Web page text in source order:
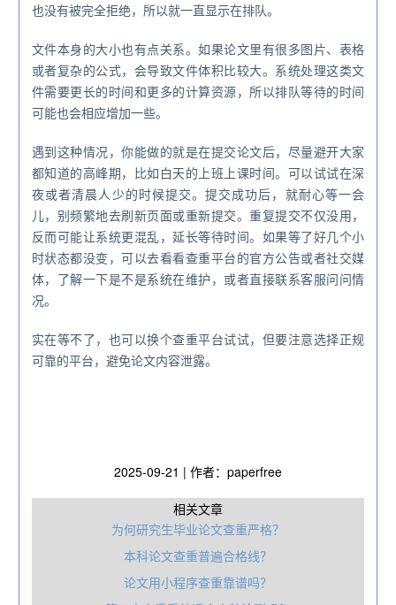
也没有被完全拒绝，所以就一直显示在排队。
文件本身的大小也有点关系。如果论文里有很多图片、表格
或者复杂的公式，会导致文件体积比较大。系统处理这类文
件需要更长的时间和更多的计算资源，所以排队等待的时间
可能也会相应增加一些。
遇到这种情况，你能做的就是在提交论文后，尽量避开大家
都知道的高峰期，比如白天的上班上课时间。可以试试在深
夜或者清晨人少的时候提交。提交成功后，就耐心等一会
儿，别频繁地去刷新页面或重新提交。重复提交不仅没用，
反而可能让系统更混乱，延长等待时间。如果等了好几个小
时状态都没变，可以去看看查重平台的官方公告或者社交媒
体，了解一下是不是系统在维护，或者直接联系客服问问情
况。
实在等不了，也可以换个查重平台试试，但要注意选择正规
可靠的平台，避免论文内容泄露。
2025-09-21 | 作者：paperfree
相关文章
为何研究生毕业论文查重严格？
本科论文查重普遍合格线？
论文用小程序查重靠谱吗？